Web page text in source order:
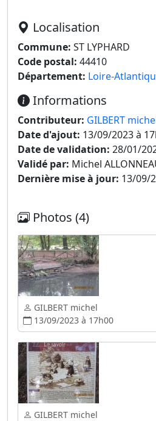
Localisation
Commune: ST LYPHARD
Code postal: 44410
Département: Loire-
Informations
Contributeur: GILBERT
Date d'ajout: 13/09/2023 à
Date de validation: 28/01/
Validé par: Michel
Dernière mise à jour: 13/09/
Photos (4)
GILBERT michel
13/09/2023 à 17h00
GILBERT michel